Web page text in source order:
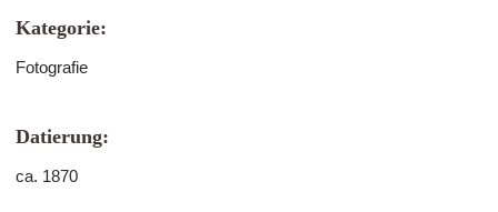
Kategorie:
Fotografie
Datierung:
ca. 1870